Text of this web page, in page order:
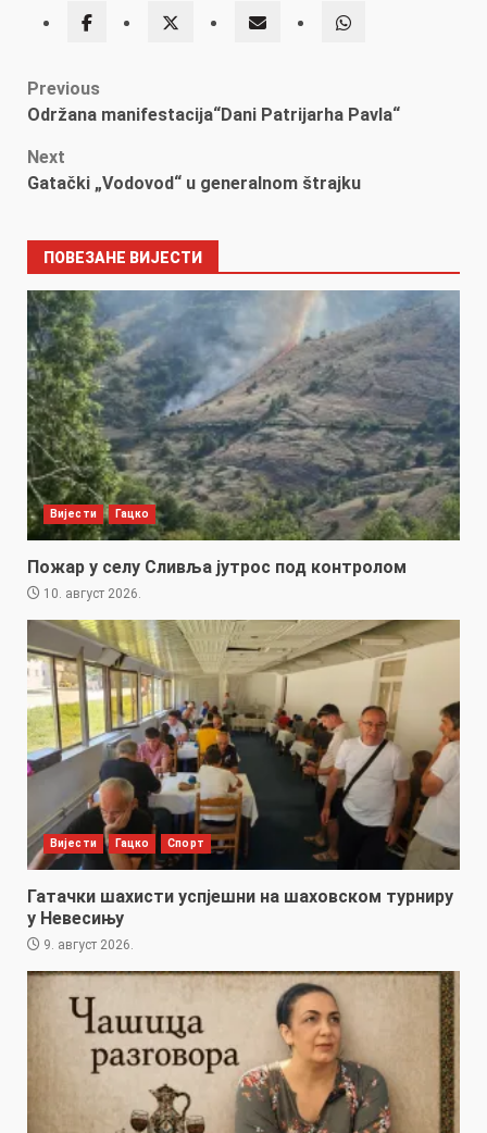
Post
Previous
Održana manifestacija“Dani Patrijarha Pavla“
Next
Gatački „Vodovod“ u generalnom štrajku
ПОВЕЗАНЕ ВИЈЕСТИ
Вијести Гацко
Пожар у селу Сливља јутрос под контролом
10. август 2026.
Вијести Гацко Спорт
Гатачки шахисти успјешни на шаховском турниру
у Невесињу
9. август 2026.